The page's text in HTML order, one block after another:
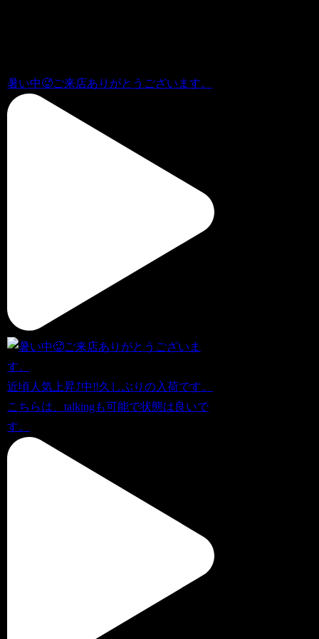
暑い中🥵ご来店ありがとうございます。
近頃人気上昇⤴️中‼️久しぶりの入荷です。
こちらは、talkingも可能で状態は良いで
す。